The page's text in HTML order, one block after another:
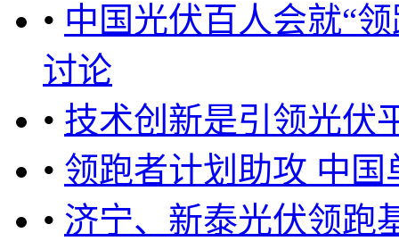
• 中国光伏百人会就“
讨论
• 技术创新是引领光伏
• 领跑者计划助攻 中国
• 济宁、新泰光伏领跑